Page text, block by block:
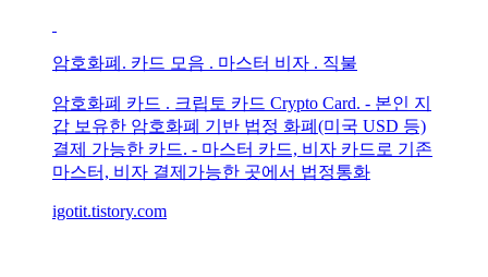
암호화폐. 카드 모음 . 마스터 비자 . 직불
암호화폐 카드 . 크립토 카드 Crypto Card. - 본인 지
갑 보유한 암호화폐 기반 법정 화폐(미국 USD 등)
결제 가능한 카드. - 마스터 카드, 비자 카드로 기존
마스터, 비자 결제가능한 곳에서 법정통화
igotit.tistory.com